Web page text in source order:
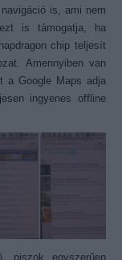
is, ami nem
is támogatja, ha
chip teljesít
Amennyiben van
a Google Maps adja
ingyenes offline
piszok egyszerűen